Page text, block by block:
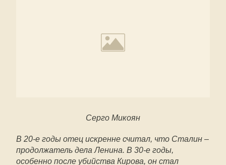
Серго Микоян
В 20-е годы отец искренне считал, что Сталин –
продолжатель дела Ленина. В 30-е годы,
особенно после убийства Кирова, он стал